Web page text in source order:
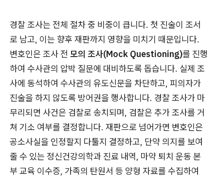
경찰 조사는 전체 절차 중 비중이 큽니다. 첫 진술이 조서
로 남고, 이는 향후 재판까지 영향을 미치기 때문입니다.
변호인은 조사 전 모의 조사(Mock Questioning)를 진행
하여 수사관의 압박 질문에 대비하도록 돕습니다. 실제 조
사에 동석하여 수사관의 유도신문을 차단하고, 피의자가
진술을 하지 않도록 방어권을 행사합니다. 경찰 조사가 마
무리되면 사건은 검찰로 송치되며, 검찰은 추가 조사를 거
쳐 기소 여부를 결정합니다. 재판으로 넘어가면 변호인은
공소사실을 인정할지 다툴지 결정하고, 단약 의지를 보여
줄 수 있는 정신건강의학과 진료 내역, 마약 퇴치 운동 본
부 교육 이수증, 가족의 탄원서 등 양형 자료를 수집하여